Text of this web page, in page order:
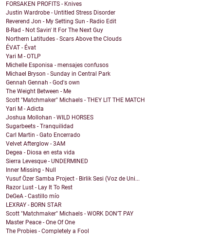
FORSAKEN PROFITS - Knives
Justin Wardrobe - Untitled Stress Disorder
Reverend Jon - My Setting Sun - Radio Edit
B-Rad - Not Savin' It For The Next Guy
Northern Latitudes - Scars Above the Clouds
ÉVAT - Évat
Yari M - OTLP
Michelle Esponisa - mensajes confusos
Michael Bryson - Sunday in Central Park
Gennah Gennah - God's own
The Weight Between - Me
Scott "Matchmaker" Michaels - THEY LIT THE MATCH
Yari M - Adicta
Joshua Mollohan - WILD HORSES
Sugarbeets - Tranquilidad
Carl Martin - Gato Encerrado
Velvet Afterglow - 3AM
Degea - Diosa en esta vida
Sierra Levesque - UNDERMINED
Inner Missing - Null
Yusuf Özer Samba Project - Birlik Sesi (Voz de Uni...
Razor Lust - Lay It To Rest
DeGeA - Castillo mío
LEXRAY - BORN STAR
Scott "Matchmaker" Michaels - WORK DON’T PAY
Master Peace - One Of One
The Probies - Completely a Fool